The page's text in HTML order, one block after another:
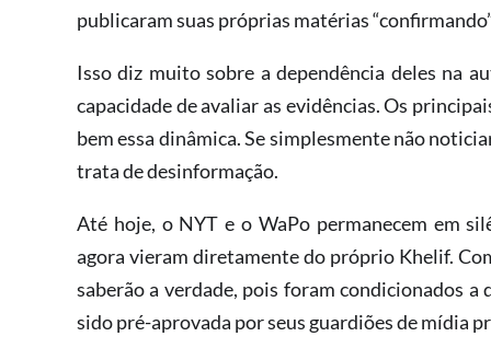
publicaram suas próprias matérias
Isso diz muito sobre a dependência deles na
capacidade de avaliar as evidências. Os
bem essa dinâmica. Se simplesmente não
trata de desinformação.
Até hoje, o NYT e o WaPo permanecem em
agora vieram diretamente do próprio Khelif.
saberão a verdade, pois foram condicionados
sido pré-aprovada por seus guardiões de mídia